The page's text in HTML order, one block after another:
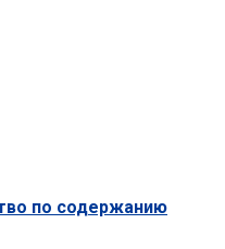
по содержанию